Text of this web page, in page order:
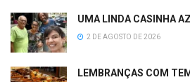
UMA LINDA CASINHA
2 DE AGOSTO DE 2026
LEMBRANÇAS COM